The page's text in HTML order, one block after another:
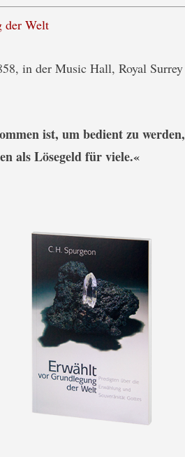
der Welt
in der Music Hall, Royal Surrey
ist, um bedient zu werden,
als Lösegeld für viele.«